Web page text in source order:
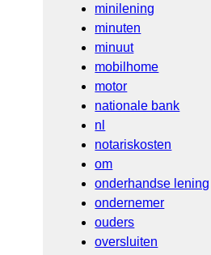
minilening
minuten
minuut
mobilhome
motor
nationale bank
nl
notariskosten
om
onderhandse lening
ondernemer
ouders
oversluiten